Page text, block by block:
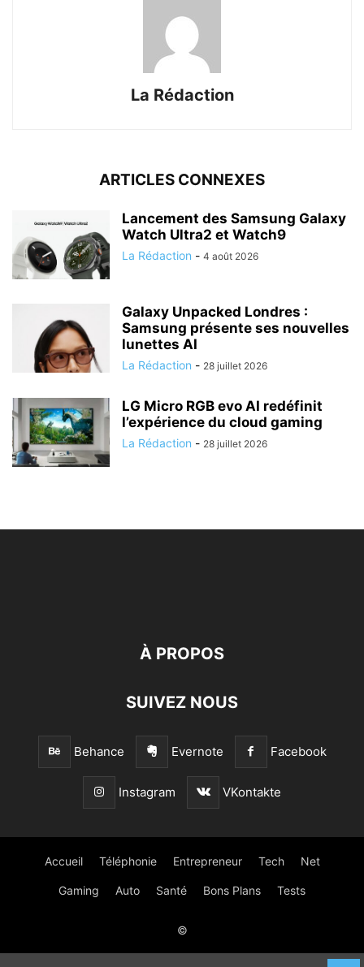
La Rédaction
ARTICLES CONNEXES
Lancement des Samsung Galaxy
Watch Ultra2 et Watch9
La Rédaction - 4 août 2026
Galaxy Unpacked Londres :
Samsung présente ses nouvelles
lunettes AI
La Rédaction - 28 juillet 2026
LG Micro RGB evo AI redéfinit
l’expérience du cloud gaming
La Rédaction - 28 juillet 2026
À PROPOS
SUIVEZ NOUS
Behance Evernote Facebook
Instagram VKontakte
Accueil Téléphonie Entrepreneur Tech Net
Gaming Auto Santé Bons Plans Tests
©